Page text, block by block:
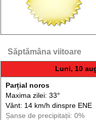
Săptămâna viitoare
Luni, 10
Parțial noros
Maxima zilei: 33°
Vânt: 14 km/h dinspreENE
Șanse de precipitații: 0%